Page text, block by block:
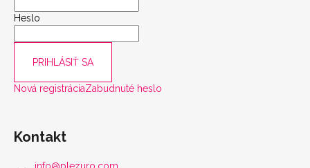
Heslo
PRIHLÁSIŤ SA
Nová registráciaZabudnuté heslo
Kontakt
info@plezuro.com